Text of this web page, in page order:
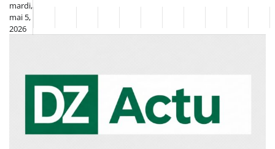
Skip
content
mardi,
mai 5,
2026
FlashSportclasséDiasporaChronique
–
Le
Thé
SociétéCultureMondeÉconomie
Tech